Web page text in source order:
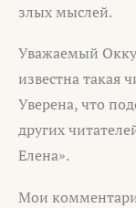
злых мыслей.
Уважаемый
известна такая
Уверена, что
других
Елена».
Мои